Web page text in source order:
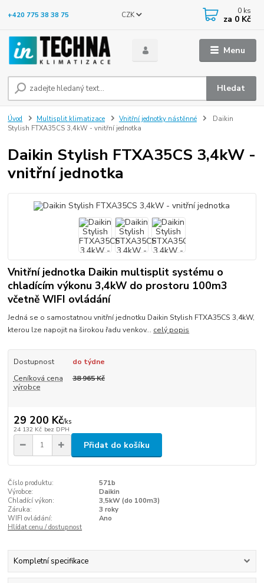
Menu
CZK
Hledat
+420 775 38 38 75 0 ks
za 0 Kč
Úvod Multisplit klimatizace Vnitřní jednotky nástěnné
Daikin
Stylish FTXA35CS 3,4kW - vnitřní jednotka
Daikin Stylish FTXA35CS 3,4kW -
vnitřní jednotka
Vnitřní jednotka Daikin multisplit systému o
chladícím výkonu 3,4kW do prostoru 100m3
včetně WIFI ovládání
Jedná se o samostatnou vnitřní jednotku Daikin Stylish FTXA35CS 3,4kW,
kterou lze napojit na širokou řadu venkov... celý popis
Dostupnost
do týdne
Ceníková cena
výrobce
38 965 Kč
29 200 Kč/ks
24 132 Kč bez DPH
Přidat do košíku
Číslo produktu:
571b
Výrobce:
Daikin
Chladící výkon:
3,5kW (do 100m3)
Záruka:
3 roky
WIFI ovládání:
Ano
Hlídat cenu / dostupnost
Kompletní specifikace